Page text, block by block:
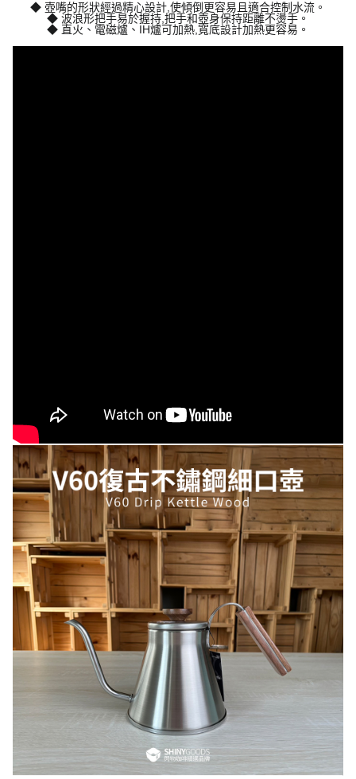
◆ 壺嘴的形狀經過精心設計,使傾倒更容易且適合控制水流。
◆ 波浪形把手易於握持,把手和壺身保持距離不燙手。
◆ 直火、電磁爐、IH爐可加熱,寬底設計加熱更容易。